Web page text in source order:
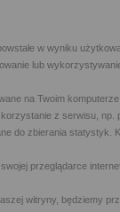
w wyniku
lub
na Twoim
z serwisu,
do zbierania statystyk.
przeglądarce
witryny, będziemy